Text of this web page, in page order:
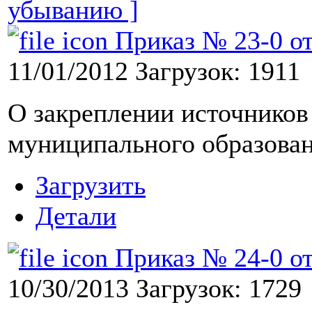
убыванию ]
Приказ № 23-0
11/01/2012 Загрузок: 1911
О закреплении
муниципального
Загрузить
Детали
Приказ № 24-0
10/30/2013 Загрузок: 1729